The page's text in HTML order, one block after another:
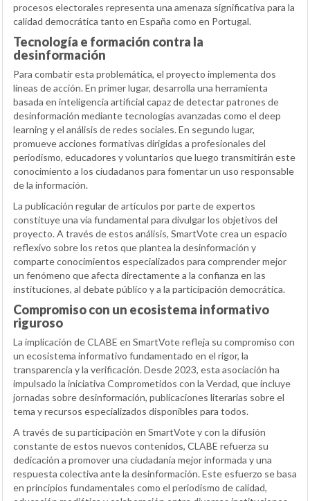
procesos electorales representa una amenaza significativa para la
calidad democrática tanto en España como en Portugal.
Tecnología e formación contra la
desinformación
Para combatir esta problemática, el proyecto implementa dos
líneas de acción. En primer lugar, desarrolla una herramienta
basada en inteligencia artificial capaz de detectar patrones de
desinformación mediante tecnologías avanzadas como el deep
learning y el análisis de redes sociales. En segundo lugar,
promueve acciones formativas dirigidas a profesionales del
periodismo, educadores y voluntarios que luego transmitirán este
conocimiento a los ciudadanos para fomentar un uso responsable
de la información.
La publicación regular de artículos por parte de expertos
constituye una vía fundamental para divulgar los objetivos del
proyecto. A través de estos análisis, SmartVote crea un espacio
reflexivo sobre los retos que plantea la desinformación y
comparte conocimientos especializados para comprender mejor
un fenómeno que afecta directamente a la confianza en las
instituciones, al debate público y a la participación democrática.
Compromiso con un ecosistema informativo
riguroso
La implicación de CLABE en SmartVote refleja su compromiso con
un ecosistema informativo fundamentado en el rigor, la
transparencia y la verificación. Desde 2023, esta asociación ha
impulsado la iniciativa Comprometidos con la Verdad, que incluye
jornadas sobre desinformación, publicaciones literarias sobre el
tema y recursos especializados disponibles para todos.
A través de su participación en SmartVote y con la difusión
constante de estos nuevos contenidos, CLABE refuerza su
dedicación a promover una ciudadanía mejor informada y una
respuesta colectiva ante la desinformación. Este esfuerzo se basa
en principios fundamentales como el periodismo de calidad,